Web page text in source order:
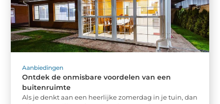
Aanbiedingen
Ontdek de onmisbare voordelen van een
buitenruimte
Als je denkt aan een heerlijke zomerdag in je tuin, dan